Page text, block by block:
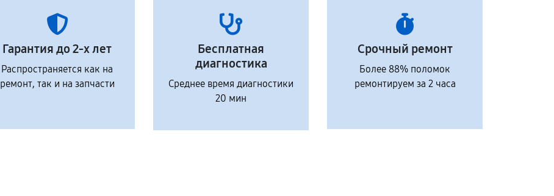
Гарантия до 2-х лет
Распространяется как на
ремонт, так и на запчасти
Бесплатная
диагностика
Среднее время диагностики
20 мин
Срочный ремонт
Более 88% поломок
ремонтируем за 2 часа